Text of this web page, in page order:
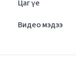
Цаг үе
Видео мэдээ